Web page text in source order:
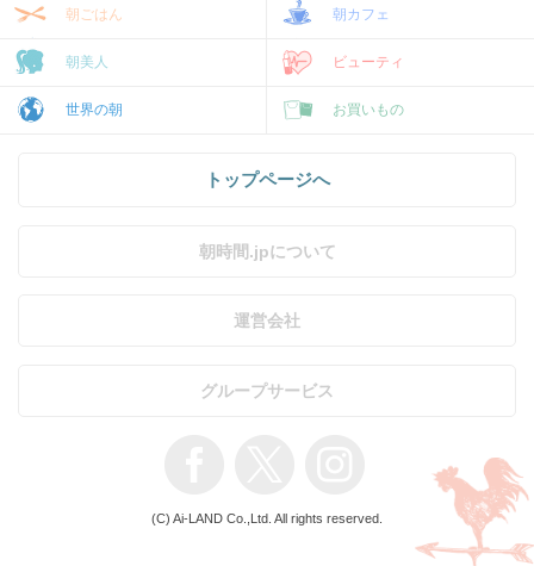
朝ごはん 朝カフェ
朝美人 ビューティ
世界の朝 お買いもの
トップページへ
朝時間.jpについて
運営会社
グループサービス
(C) Ai-LAND Co.,Ltd. All rights reserved.